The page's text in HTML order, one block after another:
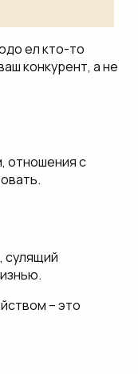
ел кто-то
конкурент, а не
отношения с
сулящий
– это